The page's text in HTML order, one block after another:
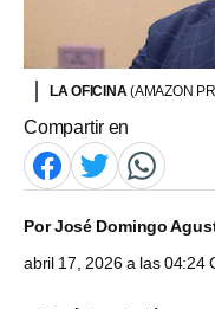
LA OFICINA(AMAZON
Compartir en
PorJosé Domingo
abril 17, 2026 a las 04:24